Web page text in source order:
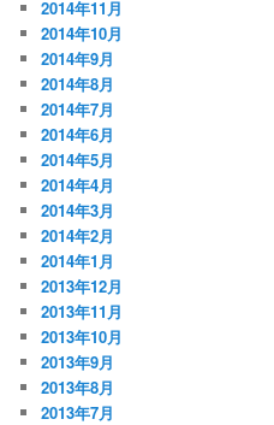
2014年11月
2014年10月
2014年9月
2014年8月
2014年7月
2014年6月
2014年5月
2014年4月
2014年3月
2014年2月
2014年1月
2013年12月
2013年11月
2013年10月
2013年9月
2013年8月
2013年7月